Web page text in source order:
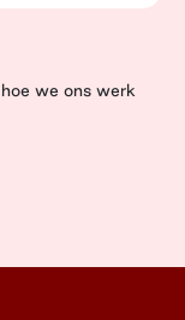
we ons werk